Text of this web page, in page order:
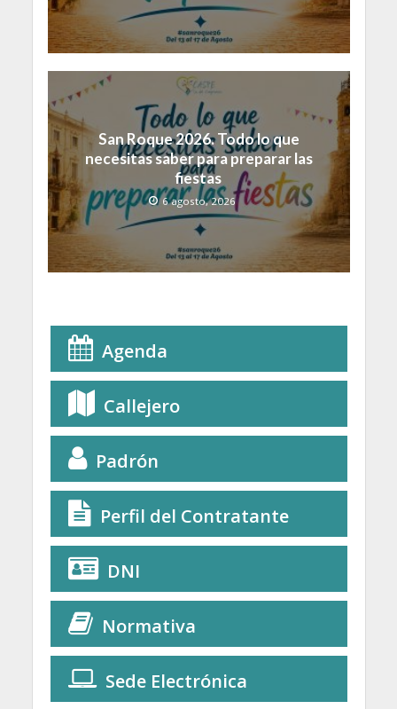
San Roque 2026. Todo lo que
necesitas saber para preparar las
fiestas
6 agosto, 2026
Agenda
Callejero
Padrón
Perfil del Contratante
DNI
Normativa
Sede Electrónica